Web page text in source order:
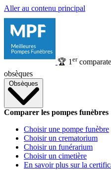
Aller au contenu principal
🏆 1 er
obsèques
Obsèques
Comparer les pompes funèbres
Choisir une pompe funèbre
Choisir un crematorium
Choisir un funérarium
Choisir un cimetière
En savoir plus sur la